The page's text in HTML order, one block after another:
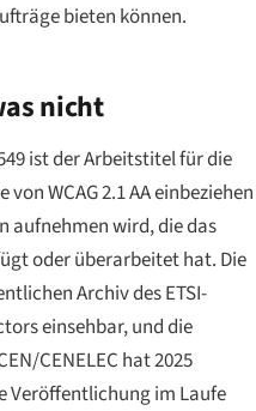
bieten können.
nicht
ist der Arbeitstitel für die
von WCAG 2.1 AA einbeziehen
aufnehmen wird, die das
oder überarbeitet hat. Die
Archiv des ETSI-
einsehbar, und die
CENELEC hat 2025
Veröffentlichung im Laufe